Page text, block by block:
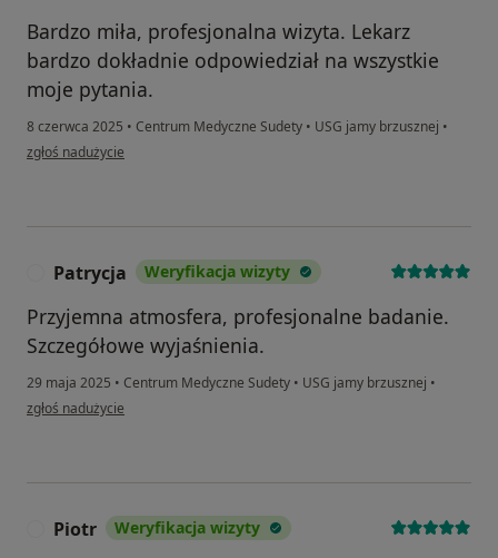
Bardzo miła, profesjonalna wizyta. Lekarz
bardzo dokładnie odpowiedział na wszystkie
moje pytania.
8 czerwca 2025 • Centrum Medyczne Sudety • USG jamy brzusznej •
w opinii użytkownika Ryszard
zgłoś nadużycie
Patrycja Weryfikacja wizyty
Przyjemna atmosfera, profesjonalne badanie.
Szczegółowe wyjaśnienia.
29 maja 2025 • Centrum Medyczne Sudety • USG jamy brzusznej •
w opinii użytkownika Patrycja
zgłoś nadużycie
Piotr Weryfikacja wizyty